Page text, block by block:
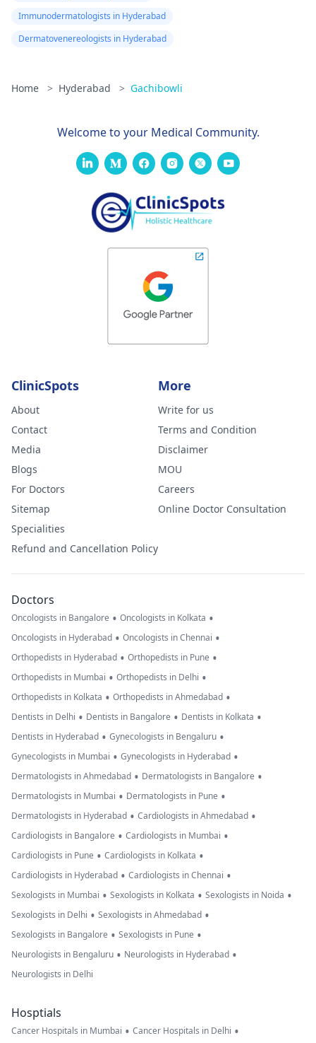
Immunodermatologists in Hyderabad
Dermatovenereologists in Hyderabad
Home > Hyderabad > Gachibowli
Welcome to your Medical Community.
ClinicSpots
About
Contact
Media
Blogs
For Doctors
Sitemap
Specialities
Refund and Cancellation Policy
More
Write for us
Terms and Condition
Disclaimer
MOU
Careers
Online Doctor Consultation
Doctors
Oncologists in Bangalore • Oncologists in Kolkata •
Oncologists in Hyderabad • Oncologists in Chennai •
Orthopedists in Hyderabad • Orthopedists in Pune •
Orthopedists in Mumbai • Orthopedists in Delhi •
Orthopedists in Kolkata • Orthopedists in Ahmedabad •
Dentists in Delhi • Dentists in Bangalore • Dentists in Kolkata •
Dentists in Hyderabad • Gynecologists in Bengaluru •
Gynecologists in Mumbai • Gynecologists in Hyderabad •
Dermatologists in Ahmedabad • Dermatologists in Bangalore •
Dermatologists in Mumbai • Dermatologists in Pune •
Dermatologists in Hyderabad • Cardiologists in Ahmedabad •
Cardiologists in Bangalore • Cardiologists in Mumbai •
Cardiologists in Pune • Cardiologists in Kolkata •
Cardiologists in Hyderabad • Cardiologists in Chennai •
Sexologists in Mumbai • Sexologists in Kolkata • Sexologists in Noida •
Sexologists in Delhi • Sexologists in Ahmedabad •
Sexologists in Bangalore • Sexologists in Pune •
Neurologists in Bengaluru • Neurologists in Hyderabad •
Neurologists in Delhi
Hosptials
Cancer Hospitals in Mumbai • Cancer Hospitals in Delhi •